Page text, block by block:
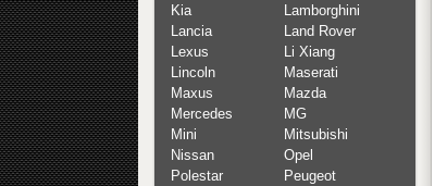
Kia
Lamborghini
Lancia
Land Rover
Lexus
Li Xiang
Lincoln
Maserati
Maxus
Mazda
Mercedes
MG
Mini
Mitsubishi
Nissan
Opel
Polestar
Peugeot